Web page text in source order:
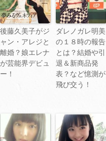
後藤久美子がジ
ャン・アレジと
離婚？娘エレナ
が芸能界デビュ
ー！
ダレノガレ明美
の１８時の報告
とは？結婚や引
退＆新商品発
表？など憶測が
飛び交う！